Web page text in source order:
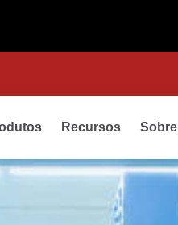
Recursos Sobre